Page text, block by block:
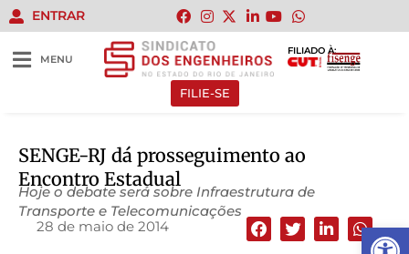
Abrir
ENTRAR
MENU
FILIADO À:
FILIE-SE
SENGE-RJ dá prosseguimento ao
Encontro Estadual
Hoje o debate será sobre Infraestrutura de
Transporte e Telecomunicações
28 de maio de 2014